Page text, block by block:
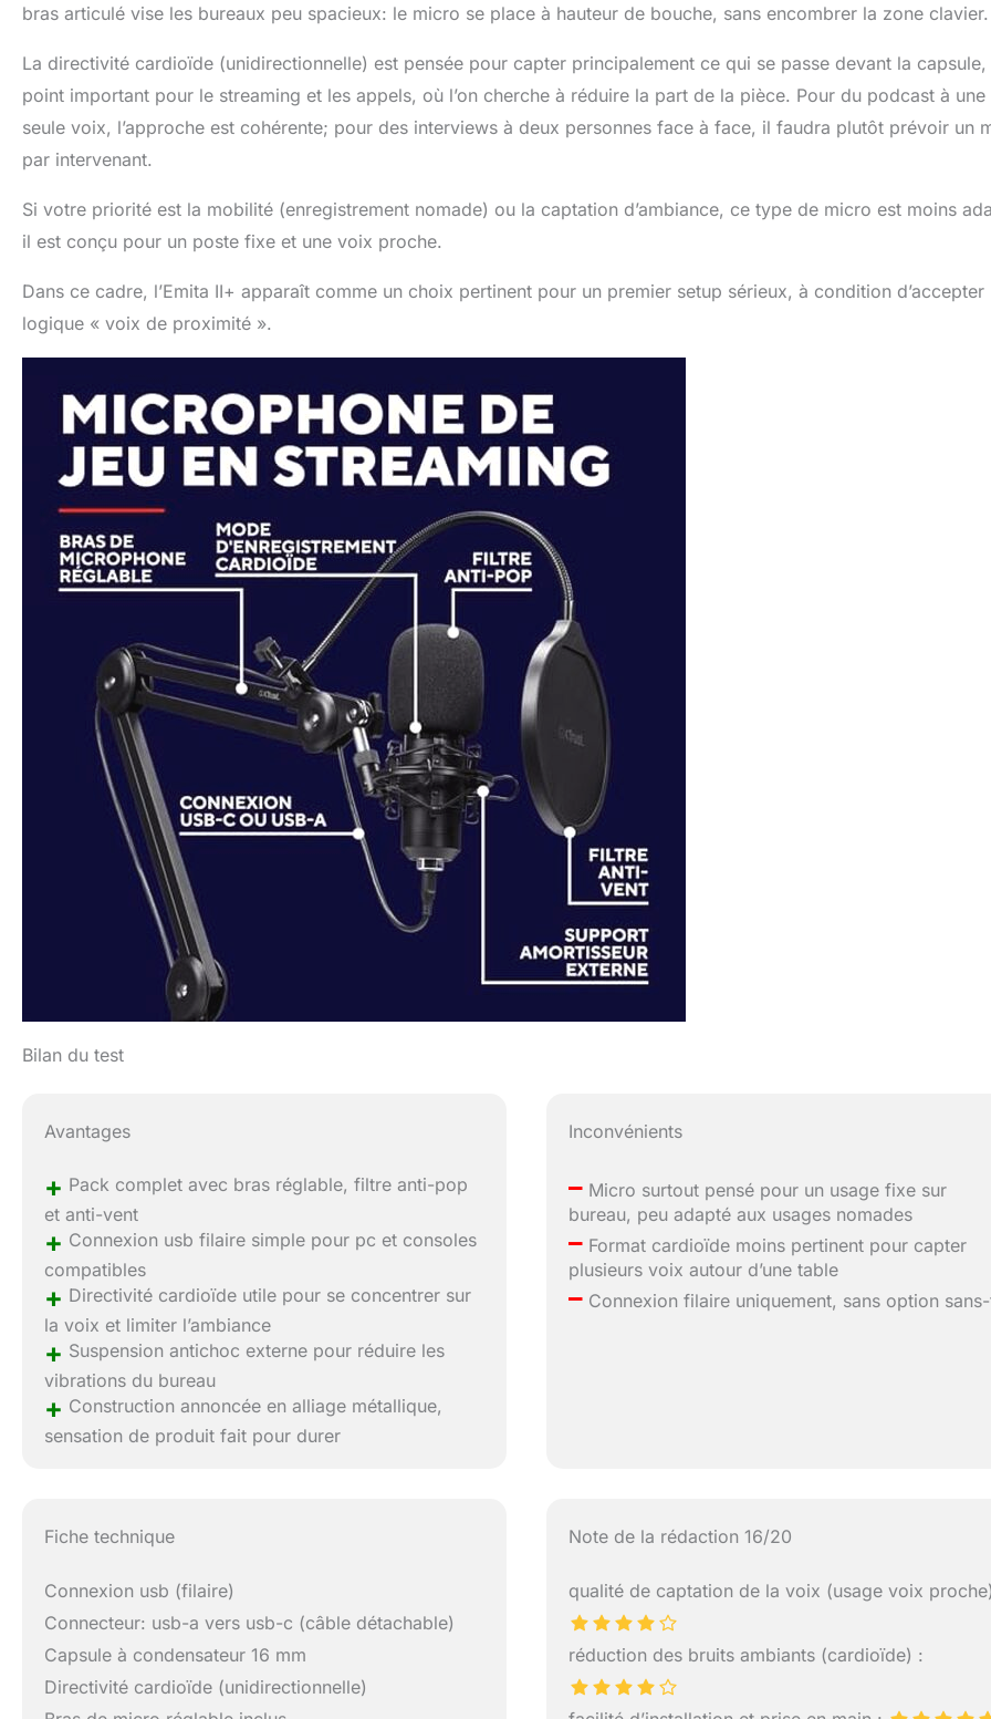
bras articulé vise les bureaux peu spacieux: le micro se place à hauteur de bouche, sans encombrer la zone clavier.
La directivité cardioïde (unidirectionnelle) est pensée pour capter principalement ce qui se passe devant la capsule,
point important pour le streaming et les appels, où l’on cherche à réduire la part de la pièce. Pour du podcast à une
seule voix, l’approche est cohérente; pour des interviews à deux personnes face à face, il faudra plutôt prévoir un
par intervenant.
Si votre priorité est la mobilité (enregistrement nomade) ou la captation d’ambiance, ce type de micro est moins
il est conçu pour un poste fixe et une voix proche.
Dans ce cadre, l’Emita II+ apparaît comme un choix pertinent pour un premier setup sérieux, à condition d’accepter
logique « voix de proximité ».
Bilan du test
Avantages
+ Pack complet avec bras réglable, filtre anti-pop
et anti-vent
+ Connexion usb filaire simple pour pc et consoles
compatibles
+ Directivité cardioïde utile pour se concentrer sur
la voix et limiter l’ambiance
+ Suspension antichoc externe pour réduire les
vibrations du bureau
+ Construction annoncée en alliage métallique,
sensation de produit fait pour durer
Inconvénients
– Micro surtout pensé pour un usage fixe sur
bureau, peu adapté aux usages nomades
– Format cardioïde moins pertinent pour capter
plusieurs voix autour d’une table
– Connexion filaire uniquement, sans option
Fiche technique
Connexion usb (filaire)
Connecteur: usb-a vers usb-c (câble détachable)
Capsule à condensateur 16 mm
Directivité cardioïde (unidirectionnelle)
Note de la rédaction 16/20
qualité de captation de la voix (usage voix
réduction des bruits ambiants (cardioïde) :